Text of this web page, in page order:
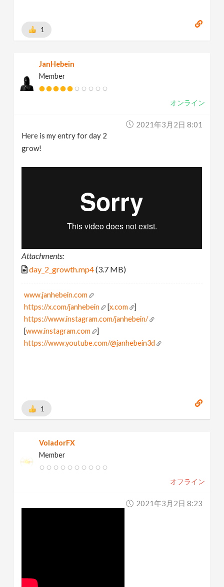
1
JanHebein
Member
オンライン
2021年3月2日 8:01
Here is my entry for day 2
grow!
Attachments:
day_2_growth.mp4(3.7 MB)
www.janhebein.com
https://x.com/janhebein
[x.com
]
https://www.instagram.com/janhebein/
[www.instagram.com
]
https://www.youtube.com/@janhebein3d
1
VoladorFX
Member
オフライン
2021年3月2日 8:23